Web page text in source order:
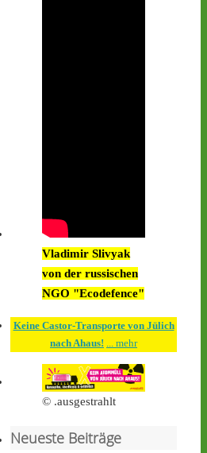
Castor stoppen!
@castorstoppen.bsky.social
An der Mahnwache in
30 Aktivist:innen aus, um
den zwölften
castor-stoppen.de/ticker/
#atommüll #castor
castor-stoppen.de
Vladimir Slivyak
von der russischen
NGO "Ecodefence"
Keine Castor-Transporte von Jülich
nach Ahaus!
... mehr
© .ausgestrahlt
Neueste Beiträge